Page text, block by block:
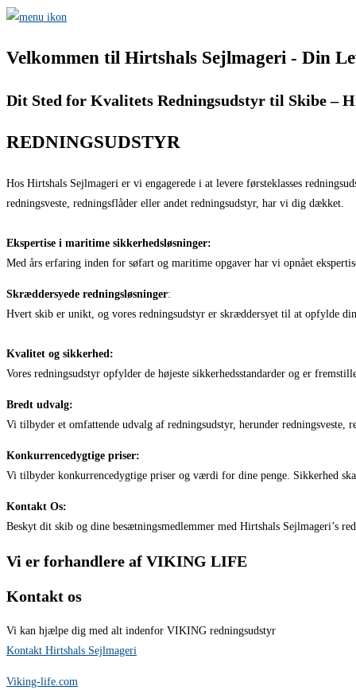
Velkommen til Hirtshals Sejlmageri - Din
Dit Sted for Kvalitets Redningsudstyr til Skibe –
REDNINGSUDSTYR
Hos Hirtshals Sejlmageri er vi engagerede i at levere førsteklasses
redningsveste, redningsflåder eller andet redningsudstyr, har vi dig dækket.
Ekspertise i maritime sikkerhedsløsninger:
Med års erfaring inden for søfart og maritime opgaver har vi opnået
Skræddersyede redningsløsninger:
Hvert skib er unikt, og vores redningsudstyr er skræddersyet til at opfylde
Kvalitet og sikkerhed:
Vores redningsudstyr opfylder de højeste sikkerhedsstandarder og er
Bredt udvalg:
Vi tilbyder et omfattende udvalg af redningsudstyr, herunder redningsveste,
Konkurrencedygtige priser:
Vi tilbyder konkurrencedygtige priser og værdi for dine penge. Sikkerhed
Kontakt Os:
Beskyt dit skib og dine besætningsmedlemmer med Hirtshals Sejlmageri’s
Vi er forhandlere af VIKING LIFE
Kontakt os
Vi kan hjælpe dig med alt indenfor VIKING redningsudstyr
Kontakt Hirtshals Sejlmageri
Viking-life.com